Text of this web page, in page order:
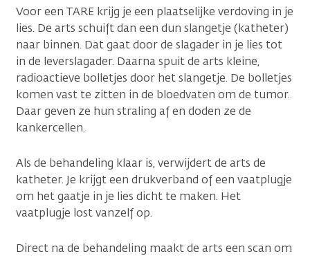
Voor een TARE krijg je een plaatselijke verdoving in je
lies. De arts schuift dan een dun slangetje (katheter)
naar binnen. Dat gaat door de slagader in je lies tot
in de leverslagader. Daarna spuit de arts kleine,
radioactieve bolletjes door het slangetje. De bolletjes
komen vast te zitten in de bloedvaten om de tumor.
Daar geven ze hun straling af en doden ze de
kankercellen.
Als de behandeling klaar is, verwijdert de arts de
katheter. Je krijgt een drukverband of een vaatplugje
om het gaatje in je lies dicht te maken. Het
vaatplugje lost vanzelf op.
Direct na de behandeling maakt de arts een scan om